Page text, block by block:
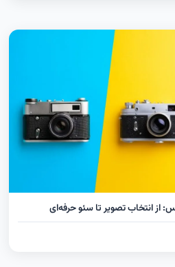
انتخاب تصویر تا سئو حرفه‌ای